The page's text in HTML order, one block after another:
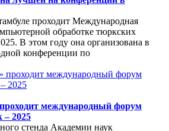
проходит Международная
обработке тюркских
В этом году она организована в
конференции по
международный форум
– 2025
стенда Академии наук